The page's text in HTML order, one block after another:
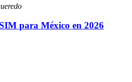
para México en 2026